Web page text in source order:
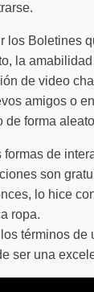
los Boletines
la
de video
amigos o
de forma
formas de
son
lo hice
ropa.
términos
ser una